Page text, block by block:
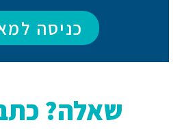
כניסה
שאלה?